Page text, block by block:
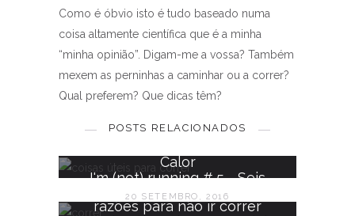
Como é óbvio isto é tudo baseado numa
coisa altamente científica que é a minha
“minha opinião”. Digam-me a vossa? Também
mexem as perninhas a caminhar ou a correr?
Qual preferem? Que dicas têm?
POSTS RELACIONADOS
I'm (not) running # 12 - Cinco
I'm (not) running # 13 - Frio vs
Calor
20 SETEMBRO, 2016
I'm (not) running # 5 - Seis
razões para não ir correr